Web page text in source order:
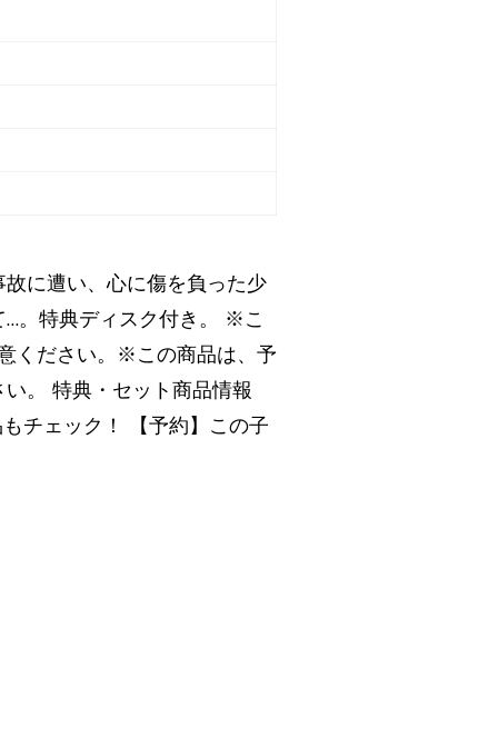
に遭い、心に傷を負った少
…。特典ディスク付き。 ※こ
ください。※この商品は、予
。 特典・セット商品情報
チェック！ 【予約】この子